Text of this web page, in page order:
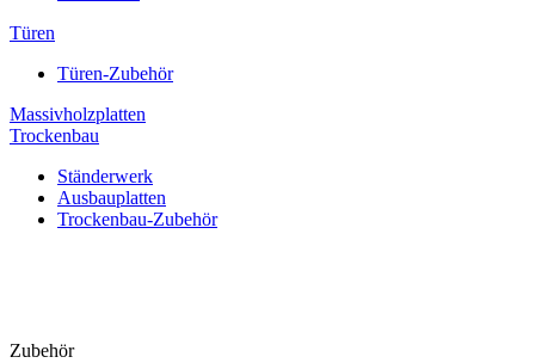
Türen
Türen-Zubehör
Massivholzplatten
Trockenbau
Ständerwerk
Ausbauplatten
Trockenbau-Zubehör
Zubehör